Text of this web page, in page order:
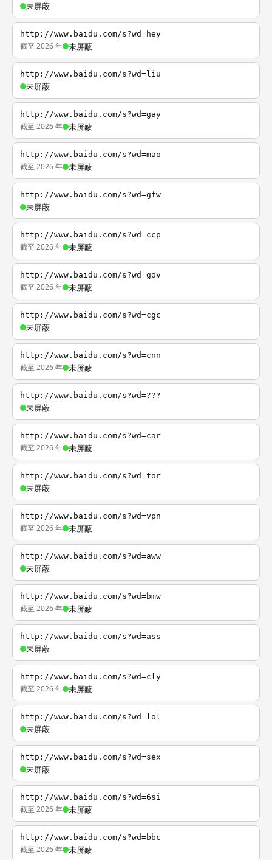
未屏蔽
http://www.baidu.com/s?wd=hey
截至 2026 年 未屏蔽
http://www.baidu.com/s?wd=liu
未屏蔽
http://www.baidu.com/s?wd=gay
截至 2026 年 未屏蔽
http://www.baidu.com/s?wd=mao
截至 2026 年 未屏蔽
http://www.baidu.com/s?wd=gfw
未屏蔽
http://www.baidu.com/s?wd=ccp
截至 2026 年 未屏蔽
http://www.baidu.com/s?wd=gov
截至 2026 年 未屏蔽
http://www.baidu.com/s?wd=cgc
未屏蔽
http://www.baidu.com/s?wd=cnn
截至 2026 年 未屏蔽
http://www.baidu.com/s?wd=???
未屏蔽
http://www.baidu.com/s?wd=car
截至 2026 年 未屏蔽
http://www.baidu.com/s?wd=tor
未屏蔽
http://www.baidu.com/s?wd=vpn
截至 2026 年 未屏蔽
http://www.baidu.com/s?wd=aww
未屏蔽
http://www.baidu.com/s?wd=bmw
截至 2026 年 未屏蔽
http://www.baidu.com/s?wd=ass
未屏蔽
http://www.baidu.com/s?wd=cly
截至 2026 年 未屏蔽
http://www.baidu.com/s?wd=lol
未屏蔽
http://www.baidu.com/s?wd=sex
未屏蔽
http://www.baidu.com/s?wd=6si
截至 2026 年 未屏蔽
http://www.baidu.com/s?wd=bbc
截至 2026 年 未屏蔽